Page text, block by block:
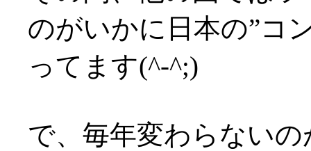
のがいかに日本の”コ
ってます(^-^;)
で、毎年変わらないの